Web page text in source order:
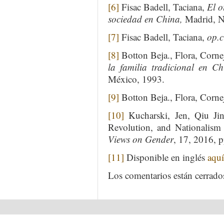
[6] Fisac Badell, Taciana,El
sociedad en China, Madrid,
[7] Fisac Badell, Taciana,
[8] Botton Beja., Flora,
la familia tradicional en
México, 1993.
[9] Botton Beja., Flora,
[10] Kucharski, Jen, Qiu
Revolution, and
Views on Gender, 17, 2016,
[11] Disponible en inglés aquí
Los comentarios están